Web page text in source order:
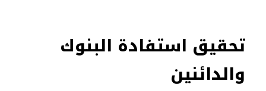
تحقيق استفادة البنوك
والدائنين